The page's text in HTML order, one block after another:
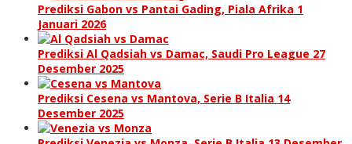
Prediksi Gabon vs Pantai Gading, Piala Afrika 1
Januari 2026
Prediksi Al Qadsiah vs Damac, Saudi Pro League 27
Desember 2025
Prediksi Cesena vs Mantova, Serie B Italia 14
Desember 2025